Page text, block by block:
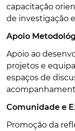
capacitação
de investigação
Apoio
Apoio ao
projetos e
espaços de
Comunidade e
Promoção da